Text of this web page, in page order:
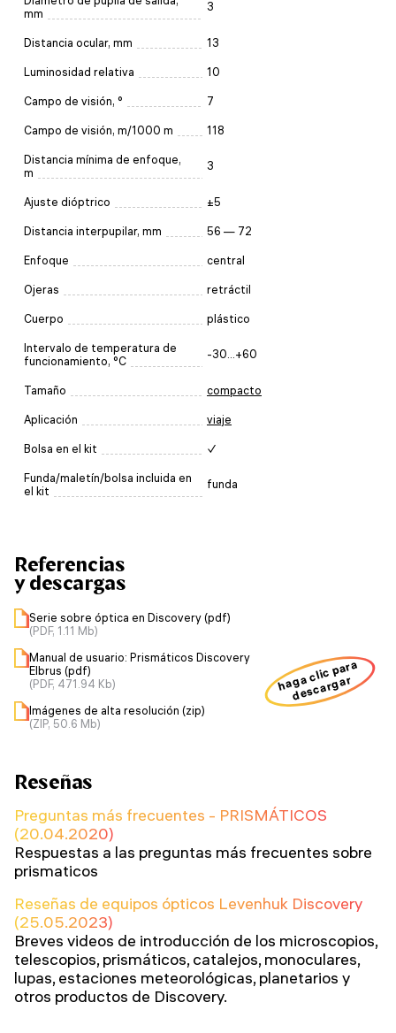
mm
3
Distancia ocular, mm 13
Luminosidad relativa 10
Campo de visión, ° 7
Campo de visión, m/1000 m 118
Distancia mínima de enfoque,
m
3
Ajuste dióptrico ±5
Distancia interpupilar, mm 56 — 72
Enfoque central
Ojeras retráctil
Cuerpo plástico
Intervalo de temperatura de
funcionamiento, °C
-30...+60
Tamaño compacto
Aplicación viaje
Bolsa en el kit ✓
Funda/maletín/bolsa incluida en
el kit
funda
Referencias
y descargas
Serie sobre óptica en Discovery (pdf)
(PDF, 1.11 Mb)
Manual de usuario: Prismáticos Discovery
Elbrus (pdf)
(PDF, 471.94 Kb)
Imágenes de alta resolución (zip)
(ZIP, 50.6 Mb)
haga clic para
descargar
Reseñas
Preguntas más frecuentes - PRISMÁTICOS
(20.04.2020)
Respuestas a las preguntas más frecuentes sobre
prismaticos
Reseñas de equipos ópticos Levenhuk Discovery
(25.05.2023)
Breves videos de introducción de los microscopios,
telescopios, prismáticos, catalejos, monoculares,
lupas, estaciones meteorológicas, planetarios y
otros productos de Discovery.